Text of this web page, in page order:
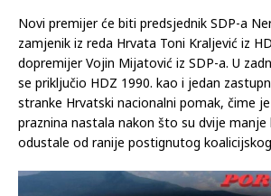
koja bi eventualno podržala njihov
vlade.
Novi premijer će biti predsjednik SDP-a
zamjenik iz reda Hrvata Toni Kraljević iz
dopremijer Vojin Mijatović iz SDP-a. U
se priključio HDZ 1990. kao i jedan
praznina nastala nakon što su dvije